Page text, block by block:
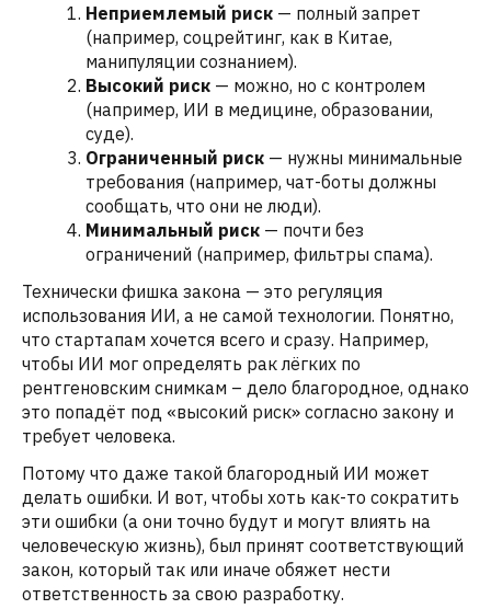
Неприемлемый риск — полный запрет
(например, соцрейтинг, как в Китае,
манипуляции сознанием).
Высокий риск — можно, но с контролем
(например, ИИ в медицине, образовании,
суде).
Ограниченный риск — нужны минимальные
требования (например, чат-боты должны
сообщать, что они не люди).
Минимальный риск — почти без
ограничений (например, фильтры спама).
Технически фишка закона — это регуляция
использования ИИ, а не самой технологии. Понятно,
что стартапам хочется всего и сразу. Например,
чтобы ИИ мог определять рак лёгких по
рентгеновским снимкам – дело благородное, однако
это попадёт под «высокий риск» согласно закону и
требует человека.
Потому что даже такой благородный ИИ может
делать ошибки. И вот, чтобы хоть как-то сократить
эти ошибки (а они точно будут и могут влиять на
человеческую жизнь), был принят соответствующий
закон, который так или иначе обяжет нести
ответственность за свою разработку.